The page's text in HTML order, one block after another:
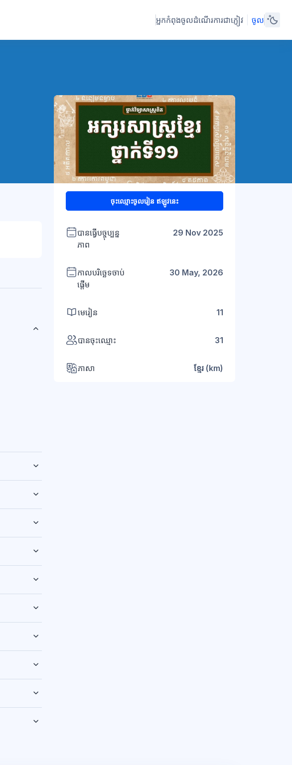
អ្នកកំពុងចូលដំណើរការជាភ្ញៀវ ចូល
ចុះឈ្មោះចូលរៀន ឥឡូវនេះ
បានធ្វើបច្ចុប្បន្ន
ភាព
29 Nov 2025
កាលបរិច្ឆេទចាប់
ផ្តើម
30 May, 2026
មេរៀន 11
បានចុះឈ្មោះ 31
ភាសា ខ្មែរ ‎(km)‎